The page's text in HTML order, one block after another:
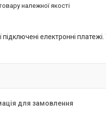
належної якості
підключені електронні
для замовлення